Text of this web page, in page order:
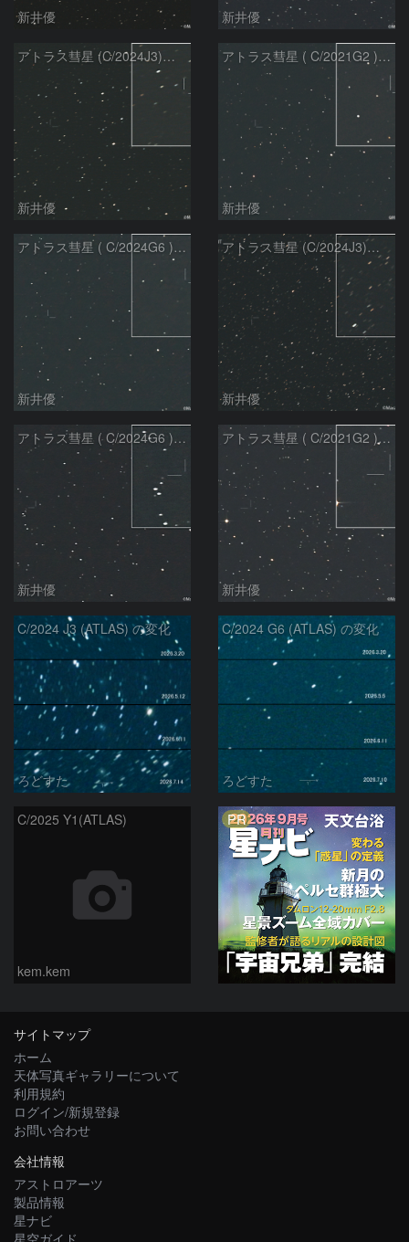
新井優 新井優
アトラス彗星 (C/2024J3)：2026/07/26
新井優
アトラス彗星 ( C/2021G2 )：2026/07/09
新井優
アトラス彗星 ( C/2024G6 )：2026/07/09
新井優
アトラス彗星 (C/2024J3)：2026/07/09
新井優
アトラス彗星 ( C/2024G6 )：2026/07/08
新井優
アトラス彗星 ( C/2021G2 )：2026/07/08
新井優
C/2024 J3 (ATLAS) の変化
ろどすた
C/2024 G6 (ATLAS) の変化
ろどすた
C/2025 Y1(ATLAS)
kem.kem
PR
サイトマップ
ホーム
天体写真ギャラリーについて
利用規約
ログイン/新規登録
お問い合わせ
会社情報
アストロアーツ
製品情報
星ナビ
星空ガイド